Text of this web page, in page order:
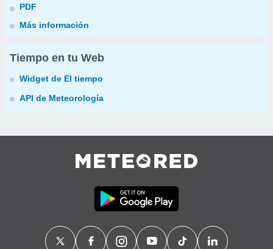
PDF
Más información
Tiempo en tu Web
Widget de El tiempo
API de Meteorología